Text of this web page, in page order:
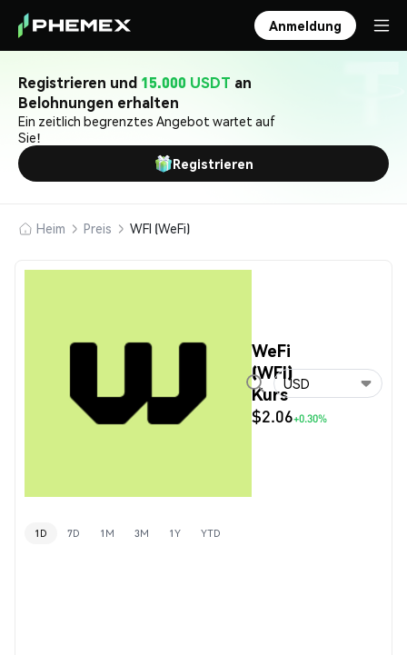
Anmeldung
Registrieren und 15.000 USDT an
Belohnungen erhalten
Ein zeitlich begrenztes Angebot wartet auf
Sie!
Registrieren
Heim Preis WFI (WeFi)
WeFi
(WFI)
Kurs
$2.06+0.30%
USD
1D 7D 1M 3M 1Y YTD